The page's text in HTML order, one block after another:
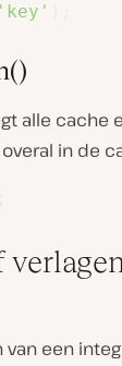
'key'
alle cache
in de
van een